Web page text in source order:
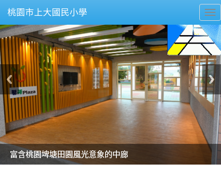
桃園市上大國民小學
美麗的操場是我們活力的來源
美麗的操場是我們活力的來源
煥然一新的小司令台
煥然一新的小司令台
富含桃園埤塘田園風光意象的中廊
富含桃園埤塘田園風光意象的中廊
嶄新的中庭廣場
嶄新的中庭廣場
水生池生生不息
水生池生生不息